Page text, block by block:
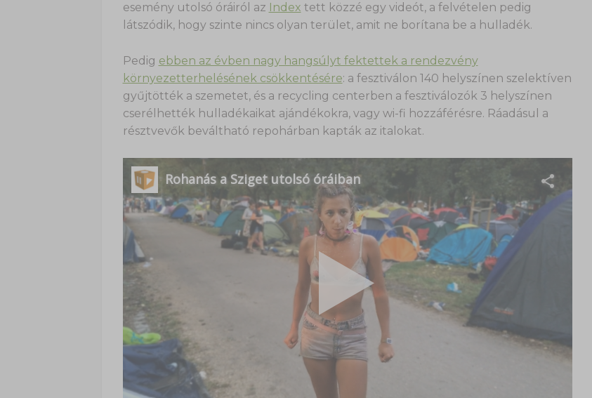
esemény utolsó óráiról az
Index tett közzé egy videót, a felvételen pedig
látszódik, hogy szinte nincs olyan terület, amit ne borítana be a hulladék.
Pedig ebben az évben nagy hangsúlyt fektettek a rendezvény
környezetterhelésének csökkentésére: a fesztiválon 140 helyszínen szelektíven
gyűjtötték a szemetet, és a recycling centerben a fesztiválozók 3 helyszínen
cserélhették hulladékaikat ajándékokra, vagy wi-fi hozzáférésre. Ráadásul a
résztvevők beváltható repohárban kapták az italokat.